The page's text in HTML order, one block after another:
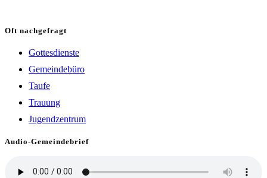
Oft nachgefragt
Gottesdienste
Gemeindebüro
Taufe
Trauung
Jugendzentrum
Audio-Gemeindebrief